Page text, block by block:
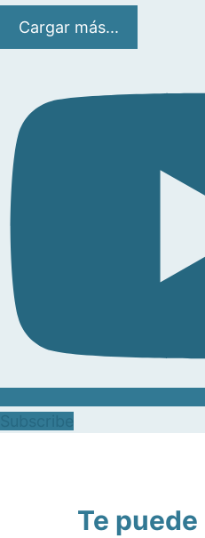
Cargar más...
Te